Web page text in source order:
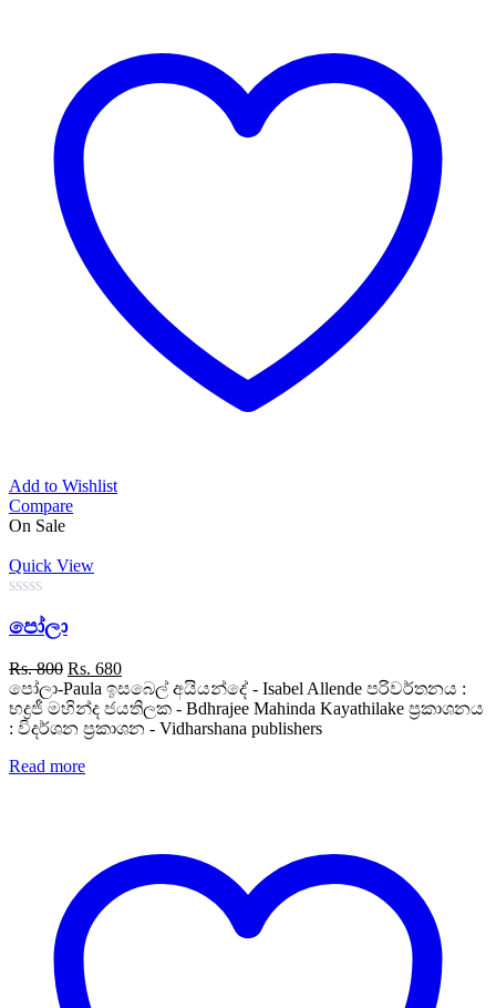
Add to Wishlist
Compare
On Sale
Quick View
out
5
පෝලා
Rs.800 Original
price
was:
Rs. 800.
Rs. 680Current
price
is:
Rs. 680.
පෝලා-Paula ඉසබෙල් අයියන්දේ - Isabel Allende පරිවර්තනය :
භද්‍රජී මහින්ද ජයතිලක - Bdhrajee Mahinda Kayathilake ප්‍රකාශනය
: විදර්ශන ප්‍රකාශන - Vidharshana publishers
Read more